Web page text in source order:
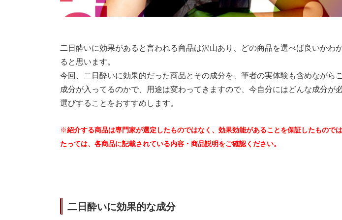
二日酔いに効果があると言われる商品は沢山あり、どの商品を選べば良いかわ
ると思います。
今回、二日酔いに効果的だった商品とその成分を、筆者の実体験も含めながら
成分が入ってるのかで、用途は変わってきますので、今自分にはどんな成分が
選びすることをおすすめします。
※紹介する商品は専門家が選定したものではなく、効果効能があることを保証したもので
たっては、各商品に記載されている内容・商品説明をご確認ください。
二日酔いに効果的な成分